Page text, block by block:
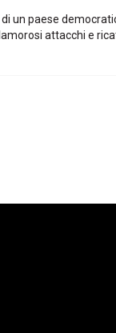
un paese
attacchi e